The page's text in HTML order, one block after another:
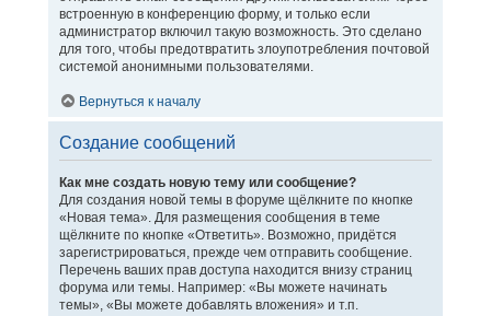
встроенную в конференцию форму, и только если
администратор включил такую возможность. Это сделано
для того, чтобы предотвратить злоупотребления почтовой
системой анонимными пользователями.
Вернуться к началу
Создание сообщений
Как мне создать новую тему или сообщение?
Для создания новой темы в форуме щёлкните по кнопке
«Новая тема». Для размещения сообщения в теме
щёлкните по кнопке «Ответить». Возможно, придётся
зарегистрироваться, прежде чем отправить сообщение.
Перечень ваших прав доступа находится внизу страниц
форума или темы. Например: «Вы можете начинать
темы», «Вы можете добавлять вложения» и т.п.